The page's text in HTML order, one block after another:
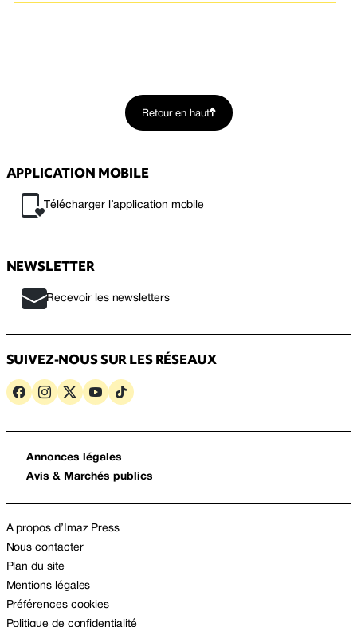
Retour en haut
APPLICATION MOBILE
Télécharger l’application mobile
NEWSLETTER
Recevoir les newsletters
SUIVEZ-NOUS SUR LES RÉSEAUX
Annonces légales
Avis & Marchés publics
A propos d’Imaz Press
Nous contacter
Plan du site
Mentions légales
Préférences cookies
Politique de confidentialité